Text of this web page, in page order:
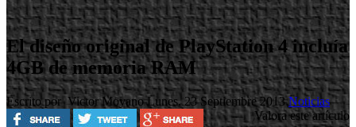
El diseño original de PlayStation 4 incluía
4GB de memoria RAM
Escrito por Victor MoyanoLunes, 23 Septiembre 2013Noticias
Valora este artículo